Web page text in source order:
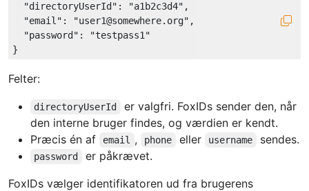
"directoryUserId" : "a1b2c3d4" ,
"email" : "user1@somewhere.org" ,
"password" :
"testpass1"
Felter:
directoryUserId
er valgfri. FoxIDs sender den, når
den interne bruger findes, og værdien er kendt.
Præcis én af
email , phone eller username sendes.
password
er påkrævet.
FoxIDs vælger identifikatoren ud fra brugerens